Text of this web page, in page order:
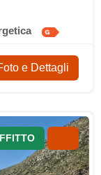
e Dettagli